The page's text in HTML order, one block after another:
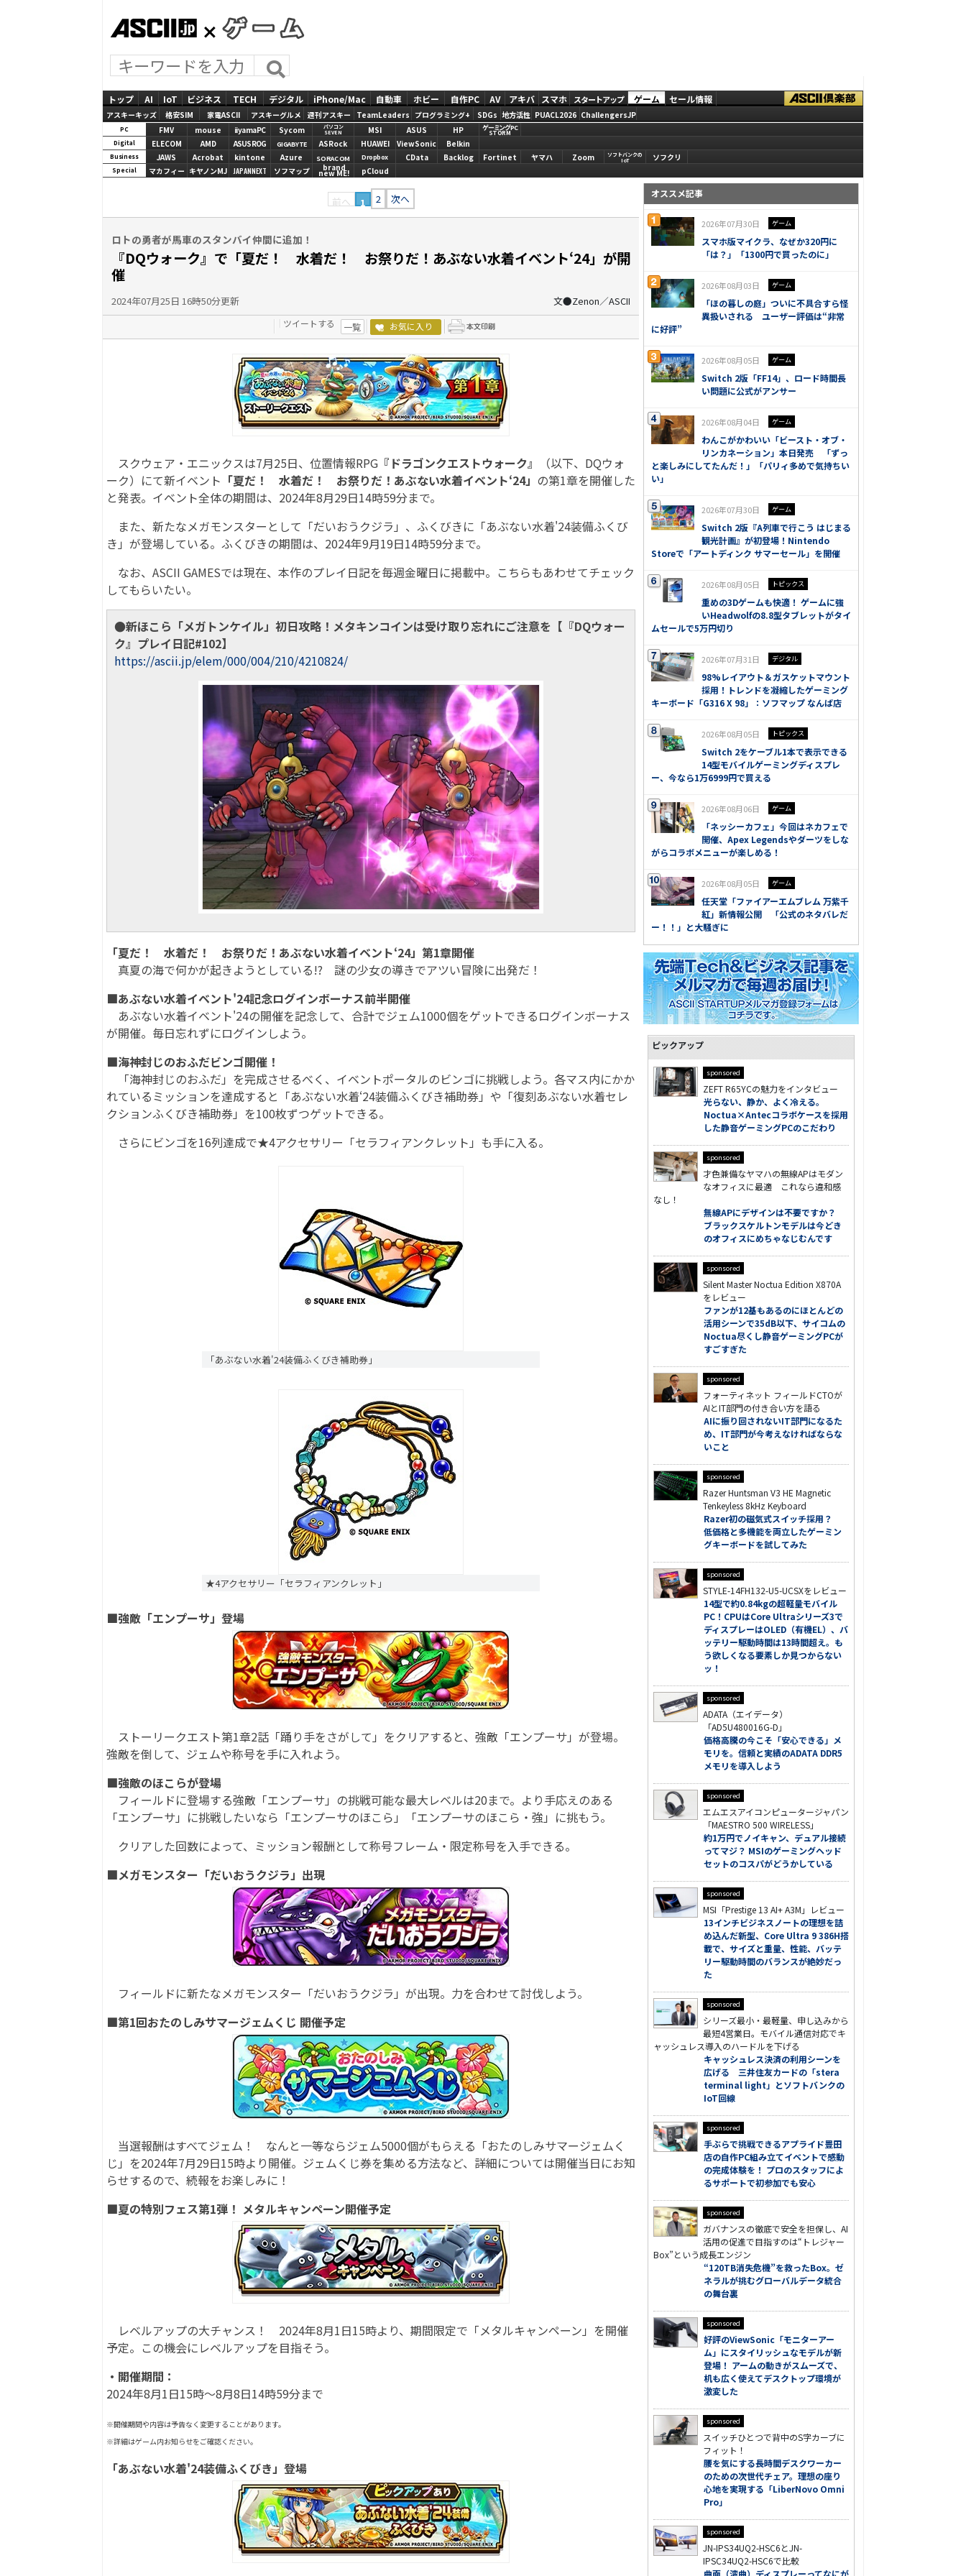
トップ AI IoT ビジネス TECH デジタル iPhone/Mac 自動車 ホビー 自作PC AV アキバ スマホ スタートアップ ゲーム セール情報
アスキーキッズ 格安SIM 家電ASCII アスキーグルメ 週刊アスキー TeamLeaders プログラミング+ SDGs 地方活性 PUACL2026 ChallengersJP
PC FMV mouse iiyamaPC Sycom
パソコン
SEVEN
MSI ASUS HP ゲーミングPC
STORM
Digital ELECOM AMD ASUS ROG GIGABYTE ASRock HUAWEI ViewSonic Belkin
Business JAWS Acrobat kintone Azure SORACOM Dropbox CData Backlog Fortinet ヤマハ Zoom
ソフトバンクの
IoT
ソフクリ
Special マカフィー キヤノンMJ JAPANNEXT ソフマップ brand
new ME! pCloud
前へ 1 2 次へ
ロトの勇者が馬車のスタンバイ仲間に追加！
『DQウォーク』で「夏だ！ 水着だ！ お祭りだ！あぶない水着イベント‘24」が開
催
2024年07月25日 16時50分更新 文●Zenon／ASCII
ツイートする 一覧 お気に入り
スクウェア・エニックスは7月25日、位置情報RPG 『ドラゴンクエストウォーク』
（以下、DQウォ
ーク）にて新イベント 「夏だ！ 水着だ！ お祭りだ！あぶない水着イベント‘24」 の第1章を開催した
と発表。イベント全体の期間は、2024年8月29日14時59分まで。
また、新たなメガモンスターとして「だいおうクジラ」、ふくびきに「あぶない水着'24装備ふくび
き」が登場している。ふくびきの期間は、2024年9月19日14時59分まで。
なお、ASCII GAMESでは現在、本作のプレイ日記を毎週金曜日に掲載中。こちらもあわせてチェック
してもらいたい。
●新ほこら「メガトンケイル」初日攻略！メタキンコインは受け取り忘れにご注意を【『DQウォー
ク』プレイ日記#102】
https://ascii.jp/elem/000/004/210/4210824/
「夏だ！ 水着だ！ お祭りだ！あぶない水着イベント‘24」第1章開催
真夏の海で何かが起きようとしている!? 謎の少女の導きでアツい冒険に出発だ！
■あぶない水着イベント'24記念ログインボーナス前半開催
あぶない水着イベント'24の開催を記念して、合計でジェム1000個をゲットできるログインボーナス
が開催。毎日忘れずにログインしよう。
■海神封じのおふだビンゴ開催！
「海神封じのおふだ」を完成させるべく、イベントポータルのビンゴに挑戦しよう。各マス内にかか
れているミッションを達成すると「あぶない水着‘24装備ふくびき補助券」や「復刻あぶない水着セレ
クションふくびき補助券」を100枚ずつゲットできる。
さらにビンゴを16列達成で★4アクセサリー「セラフィアンクレット」も手に入る。
「あぶない水着'24装備ふくびき補助券」
★4アクセサリー「セラフィアンクレット」
■強敵「エンプーサ」登場
ストーリークエスト第1章2話「踊り手をさがして」をクリアすると、強敵「エンプーサ」が登場。
強敵を倒して、ジェムや称号を手に入れよう。
■強敵のほこらが登場
フィールドに登場する強敵「エンプーサ」の挑戦可能な最大レベルは20まで。より手応えのある
「エンプーサ」に挑戦したいなら「エンプーサのほこら」「エンプーサのほこら・強」に挑もう。
クリアした回数によって、ミッション報酬として称号フレーム・限定称号を入手できる。
■メガモンスター「だいおうクジラ」出現
フィールドに新たなメガモンスター「だいおうクジラ」が出現。力を合わせて討伐しよう。
■第1回おたのしみサマージェムくじ 開催予定
当選報酬はすべてジェム！ なんと一等ならジェム5000個がもらえる「おたのしみサマージェムく
じ」を2024年7月29日15時より開催。ジェムくじ券を集める方法など、詳細については開催当日にお知
らせするので、続報をお楽しみに！
■夏の特別フェス第1弾！ メタルキャンペーン開催予定
レベルアップの大チャンス！ 2024年8月1日15時より、期間限定で「メタルキャンペーン」を開催
予定。この機会にレベルアップを目指そう。
・開催期間：
2024年8月1日15時～8月8日14時59分まで
※開催期間や内容は予告なく変更することがあります。
※詳細はゲーム内お知らせをご確認ください。
「あぶない水着'24装備ふくびき」登場
オススメ記事
2026年07月30日 ゲーム
スマホ版マイクラ、なぜか320円に
「は？」「1300円で買ったのに」
2026年08月03日 ゲーム
「ほの暮しの庭」ついに不具合すら怪
異扱いされる ユーザー評価は“非常
に好評”
2026年08月05日 ゲーム
Switch 2版「FF14」、ロード時間長
い問題に公式がアンサー
2026年08月04日 ゲーム
わんこがかわいい「ビースト・オブ・
リンカネーション」本日発売 「ずっ
と楽しみにしてたんだ！」「パリィ多めで気持ちい
い」
2026年07月30日 ゲーム
Switch 2版『A列車で行こう はじまる
観光計画』が初登場！Nintendo
Storeで「アートディンク サマーセール」を開催
2026年08月05日 トピックス
重めの3Dゲームも快適！ ゲームに強
いHeadwolfの8.8型タブレットがタイ
ムセールで5万円切り
2026年07月31日 デジタル
98%レイアウト＆ガスケットマウント
採用！トレンドを凝縮したゲーミング
キーボード「G316 X 98」：ソフマップ なんば店
2026年08月05日 トピックス
Switch 2をケーブル1本で表示できる
14型モバイルゲーミングディスプレ
ー、今なら1万6999円で買える
2026年08月06日 ゲーム
「ネッシーカフェ」今回はネカフェで
開催、Apex Legendsやダーツをしな
がらコラボメニューが楽しめる！
2026年08月05日 ゲーム
任天堂「ファイアーエムブレム 万紫千
紅」新情報公開 「公式のネタバレだ
ー！！」と大騒ぎに
ピックアップ
sponsored
ZEFT R65YCの魅力をインタビュー
光らない、静か、よく冷える。
Noctua×Antecコラボケースを採用
した静音ゲーミングPCのこだわり
sponsored
才色兼備なヤマハの無線APはモダン
なオフィスに最適 これなら違和感
なし！
無線APにデザインは不要ですか？
ブラックスケルトンモデルは今どき
のオフィスにめちゃなじむんです
sponsored
Silent Master Noctua Edition X870A
をレビュー
ファンが12基もあるのにほとんどの
活用シーンで35dB以下、サイコムの
Noctua尽くし静音ゲーミングPCが
すごすぎた
sponsored
フォーティネット フィールドCTOが
AIとIT部門の付き合い方を語る
AIに振り回されないIT部門になるた
め、IT部門が今考えなければならな
いこと
sponsored
Razer Huntsman V3 HE Magnetic
Tenkeyless 8kHz Keyboard
Razer初の磁気式スイッチ採用？
低価格と多機能を両立したゲーミン
グキーボードを試してみた
sponsored
STYLE-14FH132-U5-UCSXをレビュー
14型で約0.84kgの超軽量モバイル
PC！CPUはCore Ultraシリーズ3で
ディスプレーはOLED（有機EL）、バ
ッテリー駆動時間は13時間超え。も
う欲しくなる要素しか見つからない
ッ！
sponsored
ADATA（エイデータ）
「AD5U480016G-D」
価格高騰の今こそ「安心できる」メ
モリを。信頼と実績のADATA DDR5
メモリを導入しよう
sponsored
エムエスアイコンピュータージャパン
「MAESTRO 500 WIRELESS」
約1万円でノイキャン、デュアル接続
ってマジ？ MSIのゲーミングヘッド
セットのコスパがどうかしている
sponsored
MSI「Prestige 13 AI+ A3M」レビュー
13インチビジネスノートの理想を詰
め込んだ新型、Core Ultra 9 386H搭
載で、サイズと重量、性能、バッテ
リー駆動時間のバランスが絶妙だっ
た
sponsored
シリーズ最小・最軽量、申し込みから
最短4営業日。モバイル通信対応でキ
ャッシュレス導入のハードルを下げる
キャッシュレス決済の利用シーンを
広げる 三井住友カードの「stera
terminal light」とソフトバンクの
IoT回線
sponsored
手ぶらで挑戦できるアプライド豊田
店の自作PC組み立てイベントで感動
の完成体験を！ プロのスタッフによ
るサポートで初参加でも安心
sponsored
ガバナンスの徹底で安全を担保し、AI
活用の促進で目指すのは“トレジャー
Box”という成長エンジン
“120TB消失危機”を救ったBox。ゼ
ネラルが挑むグローバルデータ統合
の舞台裏
sponsored
好評のViewSonic「モニターアー
ム」にスタイリッシュなモデルが新
登場！ アームの動きがスムーズで、
机も広く使えてデスクトップ環境が
激変した
sponsored
スイッチひとつで背中のS字カーブに
フィット！
腰を気にする長時間デスクワーカー
のための次世代チェア。理想の座り
心地を実現する「LiberNovo Omni
Pro」
sponsored
JN-IPS34UQ2-HSC6とJN-
IPSC34UQ2-HSC6で比較
曲面（湾曲）ディスプレーってなにが